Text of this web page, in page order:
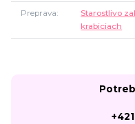
Preprava
Starostlivo
krabiciach